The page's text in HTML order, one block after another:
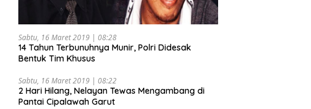
Sabtu, 16 Maret 2019 | 08:28
14 Tahun Terbunuhnya Munir, Polri Didesak
Bentuk Tim Khusus
Sabtu, 16 Maret 2019 | 08:22
2 Hari Hilang, Nelayan Tewas Mengambang di
Pantai Cipalawah Garut